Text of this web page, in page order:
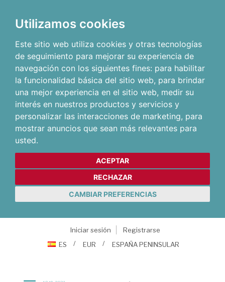
Utilizamos cookies
Este sitio web utiliza cookies y otras tecnologías
de seguimiento para mejorar su experiencia de
navegación con los siguientes fines: para habilitar
la funcionalidad básica del sitio web, para brindar
una mejor experiencia en el sitio web, medir su
interés en nuestros productos y servicios y
personalizar las interacciones de marketing, para
mostrar anuncios que sean más relevantes para
usted.
ACEPTAR
RECHAZAR
CAMBIAR PREFERENCIAS
Iniciar sesión
Registrarse
ES
EUR ESPAÑA PENINSULAR